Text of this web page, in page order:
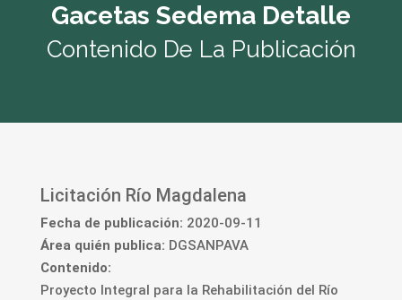
Gacetas Sedema Detalle
Contenido De La Publicación
Licitación Río Magdalena
Fecha de publicación: 2020-09-11
Área quién publica: DGSANPAVA
Contenido:
Proyecto Integral para la Rehabilitación del Río